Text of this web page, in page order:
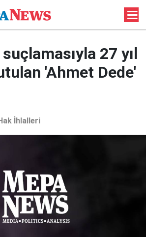
27 yıl
'Ahmet Dede'
İhlalleri